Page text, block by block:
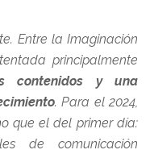
Entre la Imaginación
principalmente
contenidos y una
. Para el 2024,
que el del primer día:
de comunicación